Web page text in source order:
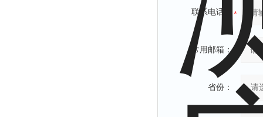
联系电话：
常用邮箱：
省份：